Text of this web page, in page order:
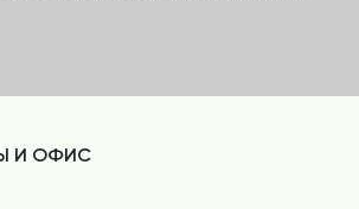
И ОФИС